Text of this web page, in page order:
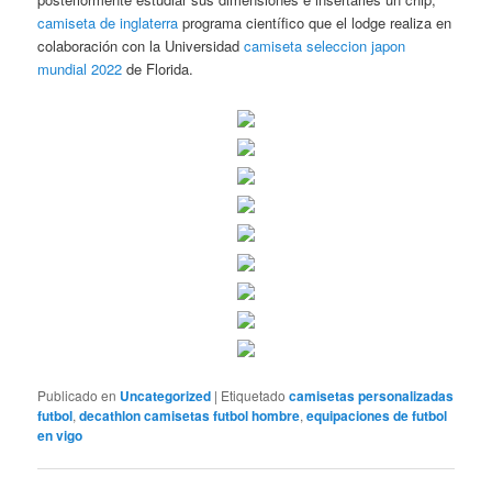
camiseta de inglaterra programa científico que el lodge realiza en
colaboración con la Universidadcamiseta seleccion japon
mundial 2022 de Florida.
Publicado en Uncategorized | Etiquetado camisetas personalizadas
futbol,decathlon camisetas futbol hombre,equipaciones de futbol
en vigo